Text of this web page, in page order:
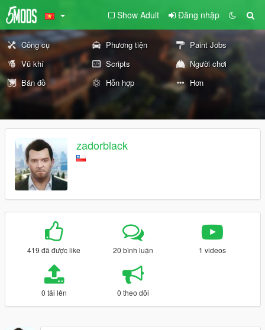
Show Adult Đăng nhập
Công cụ Phương tiện
Paint Jobs
Vũ khí
Scripts
Người chơi
Bản đồ
Hỗn hợp Hơn
zadorblack
419 đã được like 20 bình luận 1 videos
0 tải lên 0 theo dõi